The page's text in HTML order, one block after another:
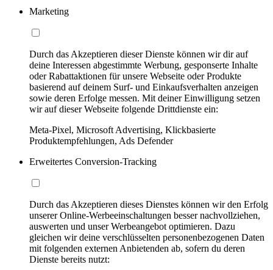
Marketing
Durch das Akzeptieren dieser Dienste können wir dir auf
deine Interessen abgestimmte Werbung, gesponserte Inhalte
oder Rabattaktionen für unsere Webseite oder Produkte
basierend auf deinem Surf- und Einkaufsverhalten anzeigen
sowie deren Erfolge messen. Mit deiner Einwilligung setzen
wir auf dieser Webseite folgende Drittdienste ein:
Meta-Pixel, Microsoft Advertising, Klickbasierte
Produktempfehlungen, Ads Defender
Erweitertes Conversion-Tracking
Durch das Akzeptieren dieses Dienstes können wir den Erfolg
unserer Online-Werbeeinschaltungen besser nachvollziehen,
auswerten und unser Werbeangebot optimieren. Dazu
gleichen wir deine verschlüsselten personenbezogenen Daten
mit folgenden externen Anbietenden ab, sofern du deren
Dienste bereits nutzt: